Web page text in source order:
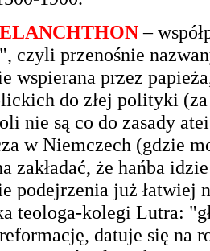
–
czyli przenośnie
wspierana przez
do złej polityki
nie są co do zasady
w Niemczech (gdzie
zakładać, że hańba
podejrzenia już łatwiej
teologa-kolegi Lutra:
datuje się na